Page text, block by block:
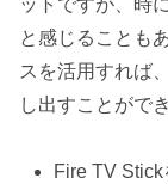
と感じることも
スを活用すれば
し出すことがで
Fire TV